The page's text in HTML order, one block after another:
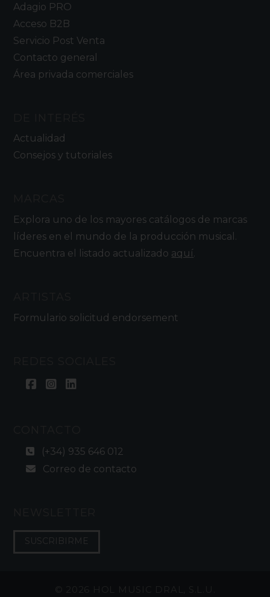
Adagio PRO
Acceso B2B
Servicio Post Venta
Contacto general
Área privada comerciales
Actualidad
Consejos y tutoriales
Explora uno de los mayores catálogos de marcas
líderes en el mundo de la producción musical.
Encuentra el listado actualizado aquí.
Formulario solicitud endorsement
(+34) 935 646 012
Correo de contacto
SUSCRIBIRME